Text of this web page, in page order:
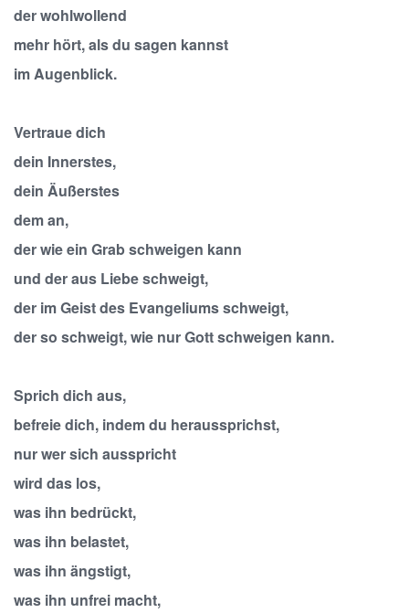
der wohlwollend
mehr hört, als du sagen kannst
im Augenblick.
Vertraue dich
dein Innerstes,
dein Äußerstes
dem an,
der wie ein Grab schweigen kann
und der aus Liebe schweigt,
der im Geist des Evangeliums schweigt,
der so schweigt, wie nur Gott schweigen kann.
Sprich dich aus,
befreie dich, indem du heraussprichst,
nur wer sich ausspricht
wird das los,
was ihn bedrückt,
was ihn belastet,
was ihn ängstigt,
was ihn unfrei macht,